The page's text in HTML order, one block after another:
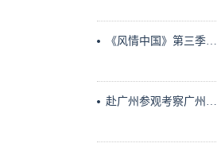
《风情中国》第三季工
出版社会议室举行
赴广州参观考察广州维